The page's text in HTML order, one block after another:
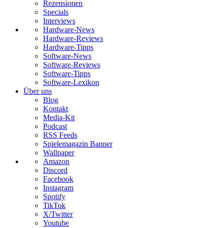
Rezensionen
Specials
Interviews
Hardware-News
Hardware-Reviews
Hardware-Tipps
Software-News
Software-Reviews
Software-Tipps
Software-Lexikon
Über uns
Blog
Kontakt
Media-Kit
Podcast
RSS Feeds
Spielemagazin Banner
Wallpaper
Amazon
Discord
Facebook
Instagram
Spotify
TikTok
X/Twitter
Youtube